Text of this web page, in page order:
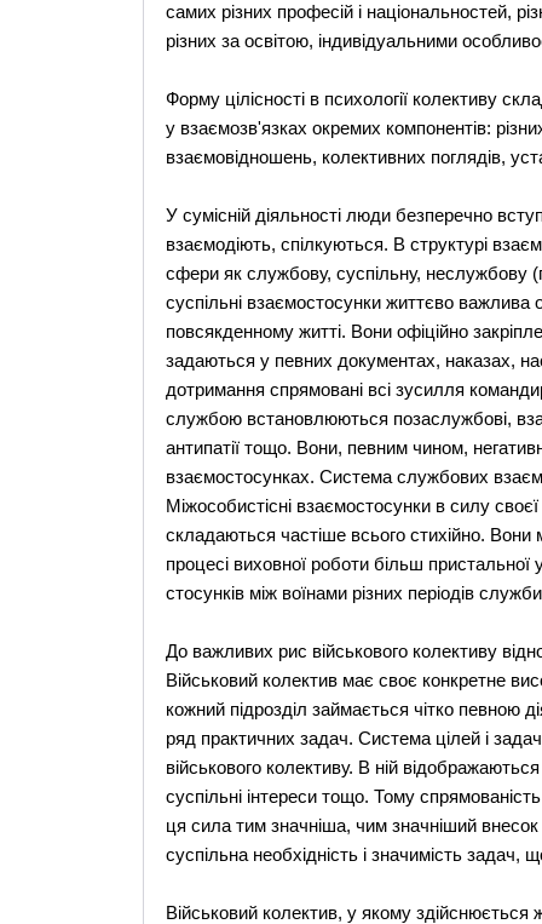
самих різних професій і національностей,
різних за освітою, індивідуальними
Форму цілісності в психології колективу
у взаємозв'язках окремих компонентів:
взаємовідношень, колективних поглядів,
У сумісній діяльності люди безперечно
взаємодіють, спілкуються. В структурі
сфери як службову, суспільну, неслужбову
суспільні взаємостосунки життєво
повсякденному житті. Вони офіційно
задаються у певних документах, наказах,
дотримання спрямовані всі зусилля
службою встановлюються позаслужбові,
антипатії тощо. Вони, певним чином,
взаємостосунках. Система службових
Міжособистісні взаємостосунки в силу
складаються частіше всього стихійно. Вони
процесі виховної роботи більш пристальної
стосунків між воїнами різних періодів
До важливих рис військового колективу
Військовий колектив має своє конкретне
кожний підрозділ займається чітко певною
ряд практичних задач. Система цілей і
військового колективу. В ній
суспільні інтереси тощо. Тому
ця сила тим значніша, чим значніший
суспільна необхідність і значимість
Військовий колектив, у якому